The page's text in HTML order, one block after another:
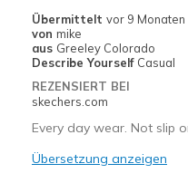
Übermittelt vor 9 Monaten
von mike
aus Greeley Colorado
Describe Yourself Casual
REZENSIERT BEI
skechers.com
Every day wear. Not slip
Übersetzung anzeigen